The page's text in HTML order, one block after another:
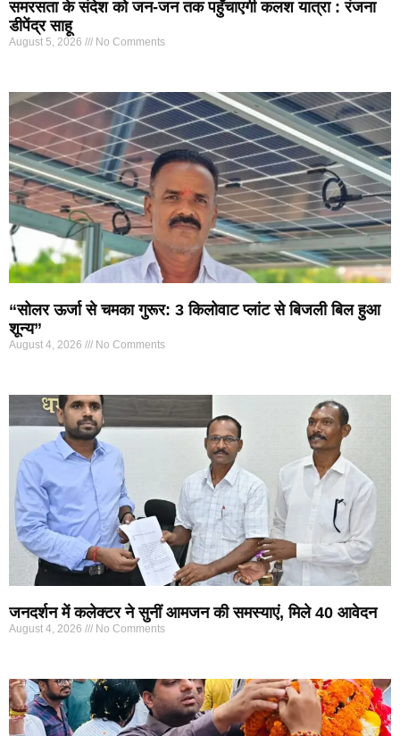
समरसता के संदेश को जन-जन तक पहुँचाएगी कलश यात्रा : रंजना
डीपेंद्र साहू
August 5, 2026 No Comments
“सोलर ऊर्जा से चमका गुरूर: 3 किलोवाट प्लांट से बिजली बिल हुआ
शून्य”
August 4, 2026 No Comments
जनदर्शन में कलेक्टर ने सुनीं आमजन की समस्याएं, मिले 40 आवेदन
August 4, 2026 No Comments